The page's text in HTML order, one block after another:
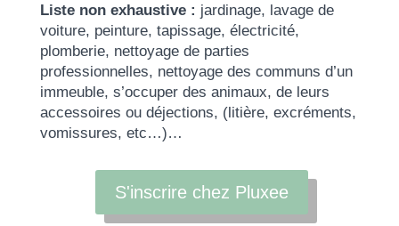
Liste non exhaustive : jardinage, lavage de
voiture, peinture, tapissage, électricité,
plomberie, nettoyage de parties
professionnelles, nettoyage des communs d’un
immeuble, s’occuper des animaux, de leurs
accessoires ou déjections, (litière, excréments,
vomissures, etc…)…
S'inscrire chez Pluxee